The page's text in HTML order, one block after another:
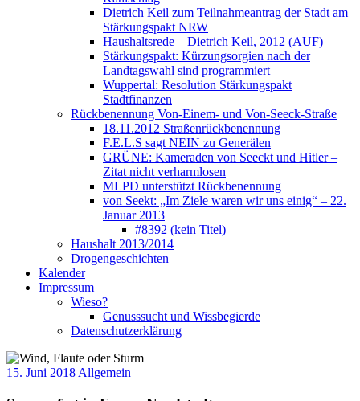
Dietrich Keil zum Teilnahmeantrag der Stadt am
Stärkungspakt NRW
Haushaltsrede – Dietrich Keil, 2012 (AUF)
Stärkungspakt: Kürzungsorgien nach der
Landtagswahl sind programmiert
Wuppertal: Resolution Stärkungspakt
Stadtfinanzen
Rückbenennung Von-Einem- und Von-Seeck-Straße
18.11.2012 Straßenrückbenennung
F.E.L.S sagt NEIN zu Generälen
GRÜNE: Kameraden von Seeckt und Hitler –
Zitat nicht verharmlosen
MLPD unterstützt Rückbenennung
von Seekt: „Im Ziele waren wir uns einig“ – 22.
Januar 2013
#8392 (kein Titel)
Haushalt 2013/2014
Drogengeschichten
Kalender
Impressum
Wieso?
Genusssucht und Wissbegierde
Datenschutzerklärung
15. Juni 2018 Allgemein